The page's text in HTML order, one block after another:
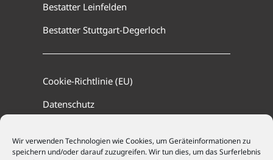
Wir verwenden Technologien wie Cookies, um Geräteinformationen zu
speichern und/oder darauf zuzugreifen. Wir tun dies, um das Surferlebnis
Bestatter Leinfelden
Bestatter Stuttgart-Degerloch
Cookie-Richtlinie (EU)
Datenschutz